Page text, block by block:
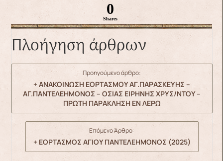
0
Shares
Πλοήγηση άρθρων
Προηγούμενο άρθρο:
+ ΑΝΑΚΟΙΝΩΣΗ ΕΟΡΤΑΣΜΟΥ ΑΓ.ΠΑΡΑΣΚΕΥΗΣ –
ΑΓ.ΠΑΝΤΕΛΕΗΜΟΝΟΣ – ΟΣΙΑΣ ΕΙΡΗΝΗΣ ΧΡΥΣ/ΝΤΟΥ –
ΠΡΩΤΗ ΠΑΡΑΚΛΗΣΗ ΕΝ ΛΕΡΩ
Επόμενο Άρθρο:
+ ΕΟΡΤΑΣΜΟΣ ΑΓΙΟΥ ΠΑΝΤΕΛΕΗΜΟΝΟΣ (2025)